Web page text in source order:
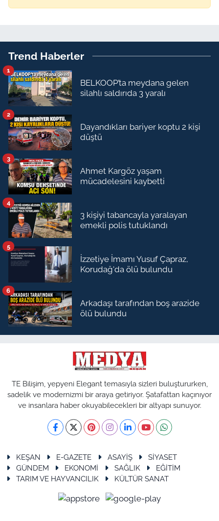
Trend Haberler
BELKOOP’ta meydana gelen
silahlı saldırıda 3 yaralı
1
Dayandıkları bariyer koptu 2 kişi
düştü
2
Ahmet Kargöz yaşam
mücadelesini kaybetti
3
3 kişiyi tabancayla yaralayan
emekli polis tutuklandı
4
İzzetiye İmamı Yusuf Çapraz,
Korudağ'da ölü bulundu
5
Arkadaşı tarafından boş arazide
ölü bulundu
6
TE Bilişim, yepyeni Elegant temasıyla sizleri buluştururken,
sadelik ve modernizmi bir araya getiriyor. Şatafattan kaçınıyor
ve insanlara haber okuyabilecekleri bir altyapı sunuyor.
KEŞAN E-GAZETE ASAYİŞ
SİYASET
GÜNDEM
EKONOMİ SAĞLIK
EĞİTİM
TARIM VE HAYVANCILIK
KÜLTÜR SANAT